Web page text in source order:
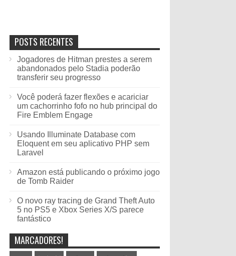
POSTS RECENTES
Jogadores de Hitman prestes a serem
abandonados pelo Stadia poderão
transferir seu progresso
Você poderá fazer flexões e acariciar
um cachorrinho fofo no hub principal do
Fire Emblem Engage
Usando Illuminate Database com
Eloquent em seu aplicativo PHP sem
Laravel
Amazon está publicando o próximo jogo
de Tomb Raider
O novo ray tracing de Grand Theft Auto
5 no PS5 e Xbox Series X/S parece
fantástico
MARCADORES!